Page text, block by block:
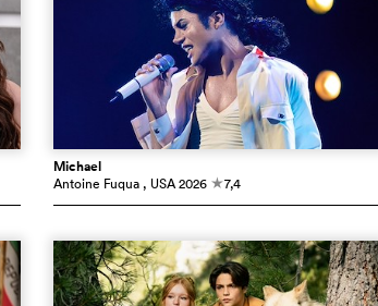
Michael
Antoine Fuqua , USA 2026 c7,4